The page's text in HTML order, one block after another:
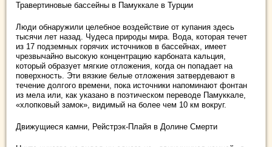
Травертиновые бассейны в Памуккале в Турции
Люди обнаружили целебное воздействие от купания здесь
тысячи лет назад. Чудеса природы мира. Вода, которая течет
из 17 подземных горячих источников в бассейнах, имеет
чрезвычайно высокую концентрацию карбоната кальция,
который образует мягкие отложения, когда он попадает на
поверхность. Эти вязкие белые отложения затвердевают в
течение долгого времени, пока источники напоминают фонтан
из мела или, как указано в поэтическом переводе Памуккале,
«хлопковый замок», видимый на более чем 10 км вокруг.
Движущиеся камни, Рейстрэк-Плайя в Долине Смерти